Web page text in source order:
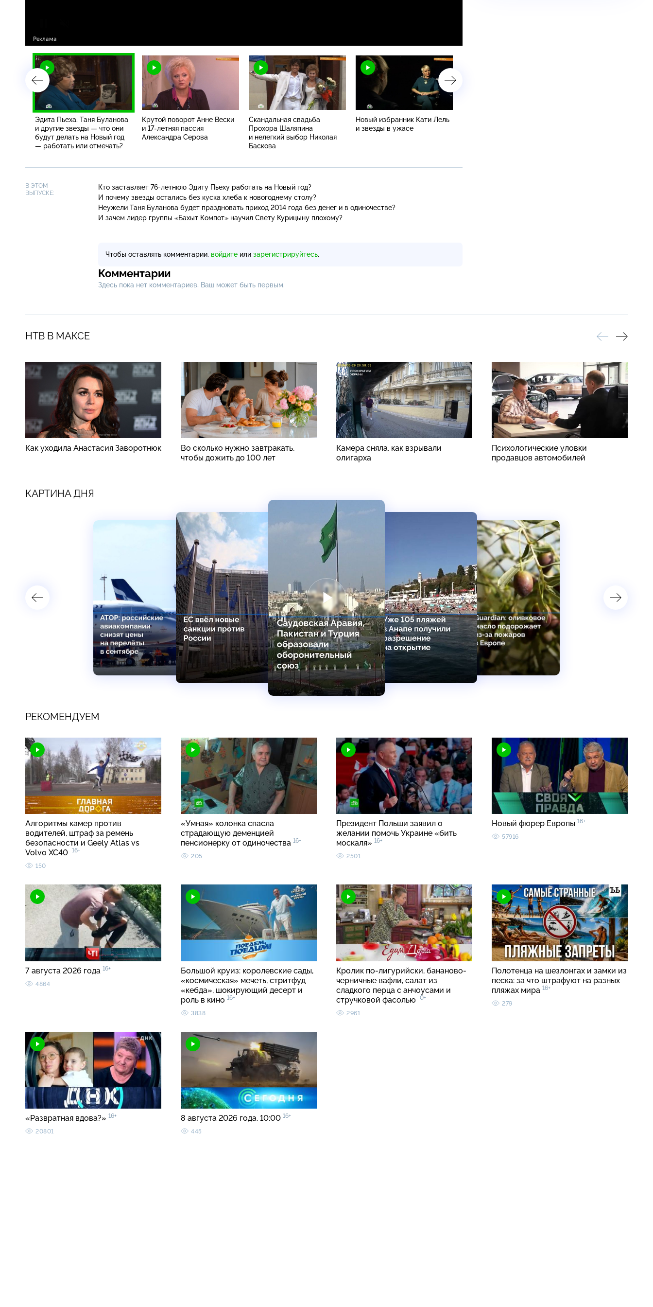
Эдита Пьеха, Таня Буланова
и другие звезды — что они
будут делать на Новый год
— работать или отмечать?
Крутой поворот Анне Вески
и 17-летняя пассия
Александра Серова
Скандальная свадьба
Прохора Шаляпина
и нелегкий выбор Николая
Баскова
Новый избранник Кати Лель
и звезды в ужасе
В ЭТОМ
ВЫПУСКЕ:
Кто заставляет 76-летнюю Эдиту Пьеху работать на Новый год?
И почему звезды остались без куска хлеба к новогоднему столу?
Неужели Таня Буланова будет праздновать приход 2014 года без денег и в одиночестве?
И зачем лидер группы «Бахыт Компот» научил Свету Курицыну плохому?
Чтобы оставлять комментарии, войдите или зарегистрируйтесь.
Комментарии
Здесь пока нет комментариев, Ваш может быть первым.
НТВ В МАКСЕ
Как уходила Анастасия Заворотнюк
Во сколько нужно завтракать,
чтобы дожить до 100 лет
Камера сняла, как взрывали
олигарха
Психологические уловки
продавцов автомобилей
КАРТИНА ДНЯ
РЕКОМЕНДУЕМ
Алгоритмы камер против
водителей, штраф за ремень
безопасности и Geely Atlas vs
Volvo XC40 16+
150
«Умная» колонка спасла
страдающую деменцией
пенсионерку от одиночества 16+
205
Президент Польши заявил о
желании помочь Украине «бить
москаля» 16+
2501
Новый фюрер Европы 16+
57916
7 августа 2026 года 16+
4864
Большой круиз: королевские сады,
«космическая» мечеть, стритфуд
«кебда», шокирующий десерт и
роль в кино 16+
3838
Кролик по-лигурийски, бананово-
черничные вафли, салат из
сладкого перца с анчоусами и
стручковой фасолью
0+
2961
Полотенца на шезлонгах и замки из
песка: за что штрафуют на разных
пляжах мира 16+
279
«Развратная вдова?» 16+
20801
8 августа 2026 года. 10:00 16+
445